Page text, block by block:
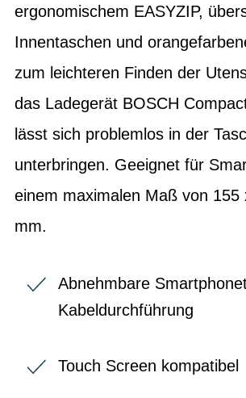
ergonomischem EASYZIP,
Innentaschen und
zum leichteren Finden der
das Ladegerät BOSCH
lässt sich problemlos in der
unterbringen. Geeignet für
einem maximalen Maß von 155
mm.
Abnehmbare
Kabeldurchführung
Touch Screen kompatibel